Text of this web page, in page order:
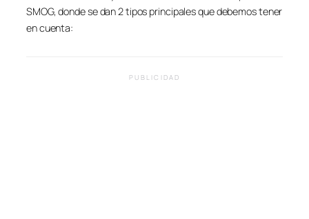
SMOG, donde se dan 2 tipos principales que debemos tener
en cuenta:
PUBLICIDAD